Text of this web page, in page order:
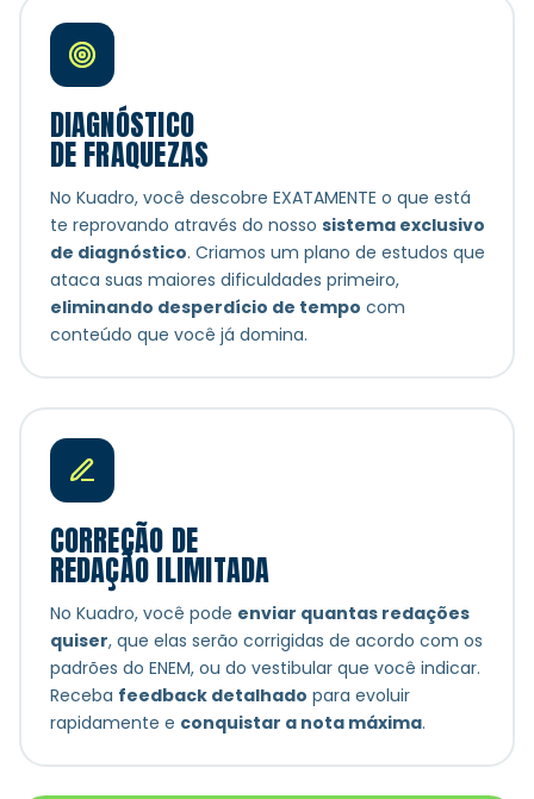
DIAGNÓSTICO
DE FRAQUEZAS
No Kuadro, você descobre EXATAMENTE o que está
te reprovando através do nosso sistema exclusivo
de diagnóstico. Criamos um plano de estudos que
ataca suas maiores dificuldades primeiro,
eliminando desperdício de tempo com
conteúdo que você já domina.
CORREÇÃO DE
REDAÇÃO ILIMITADA
No Kuadro, você pode enviar quantas redações
quiser, que elas serão corrigidas de acordo com os
padrões do ENEM, ou do vestibular que você indicar.
Receba feedback detalhado para evoluir
rapidamente e conquistar a nota máxima.